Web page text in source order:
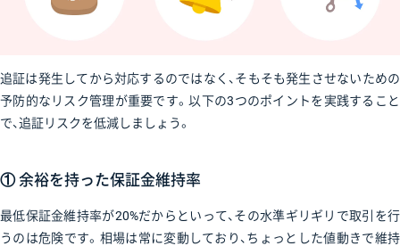
追証は発生してから対応するのではなく、そもそも発生させないための
予防的なリスク管理が重要です。以下の3つのポイントを実践すること
で、追証リスクを低減しましょう。
① 余裕を持った保証金維持率
最低保証金維持率が20%だからといって、その水準ギリギリで取引を行
うのは危険です。相場は常に変動しており、ちょっとした値動きで維持